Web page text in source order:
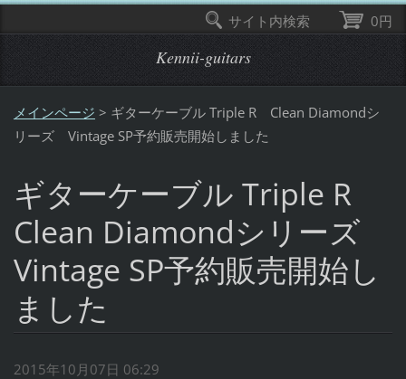
Kennii-guitars
メインページ > ギターケーブル Triple R Clean Diamondシ
リーズ Vintage SP予約販売開始しました
ギターケーブル Triple R
Clean Diamondシリーズ
Vintage SP予約販売開始し
ました
2015年10月07日 06:29
0円
サイト内検索